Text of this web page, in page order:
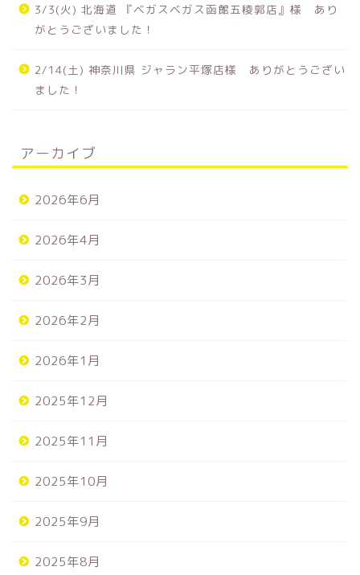
3/3(火) 北海道 『ベガスベガス函館五稜郭店』様 あり
がとうございました！
2/14(土) 神奈川県 ジャラン平塚店様 ありがとうござい
ました！
アーカイブ
2026年6月
2026年4月
2026年3月
2026年2月
2026年1月
2025年12月
2025年11月
2025年10月
2025年9月
2025年8月